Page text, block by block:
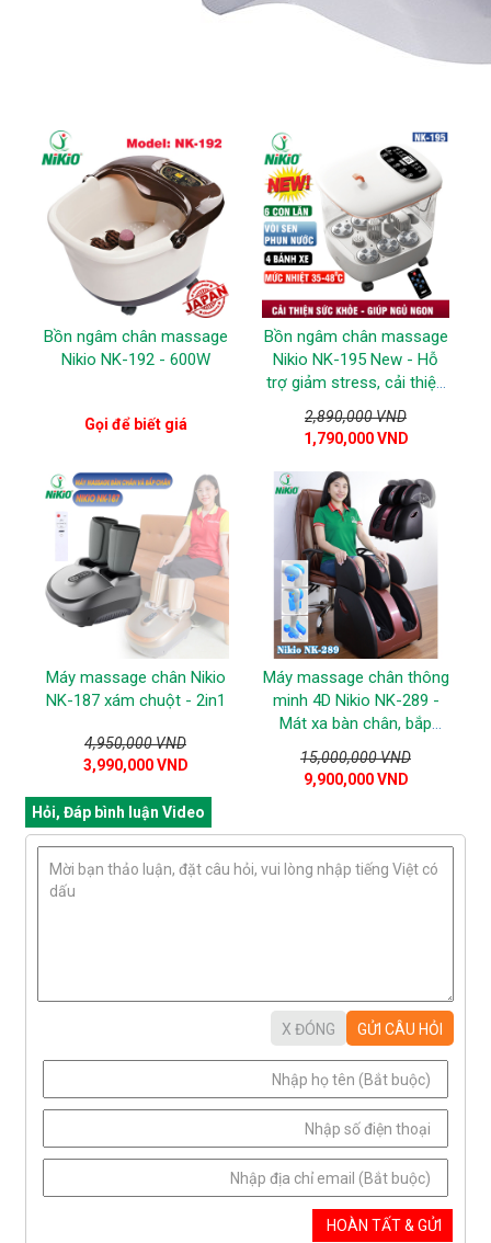
Bồn ngâm chân massage
Nikio NK-192 - 600W
Gọi để biết giá
Bồn ngâm chân massage
Nikio NK-195 New - Hỗ
trợ giảm stress, cải thiện
giấc ngủ, tăng tuần hoàn
máu - Màu Trắng
2,890,000 VND
1,790,000 VND
Máy massage chân Nikio
NK-187 xám chuột - 2in1
4,950,000 VND
3,990,000 VND
Máy massage chân thông
minh 4D Nikio NK-289 -
Mát xa bàn chân, bắp
chân, đùi và đầu gối
15,000,000 VND
9,900,000 VND
Hỏi, Đáp bình luận Video